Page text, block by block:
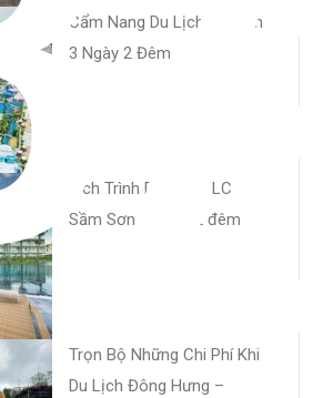
Cẩm Nang Du Lịch Đồ Sơn
3 Ngày 2 Đêm
Lịch Trình Du Lịch FLC
Sầm Sơn 3 Ngày 2 đêm
Trọn Bộ Những Chi Phí Khi
Du Lịch Đông Hưng –